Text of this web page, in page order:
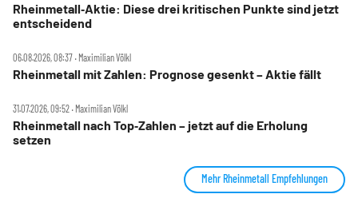
Rheinmetall‑Aktie: Diese drei kritischen Punkte sind jetzt
entscheidend
06.08.2026, 08:37 ‧ Maximilian Völkl
Rheinmetall mit Zahlen: Prognose gesenkt – Aktie fällt
31.07.2026, 09:52 ‧ Maximilian Völkl
Rheinmetall nach Top‑Zahlen – jetzt auf die Erholung
setzen
Mehr Rheinmetall Empfehlungen